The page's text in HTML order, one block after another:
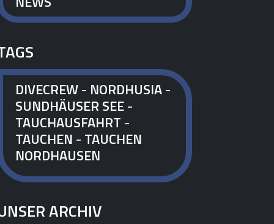
DIVECREW- NORDHUSIA-
SUNDHÄUSER SEE-
TAUCHAUSFAHRT -
TAUCHEN - TAUCHEN
NORDHAUSEN
ARCHIV